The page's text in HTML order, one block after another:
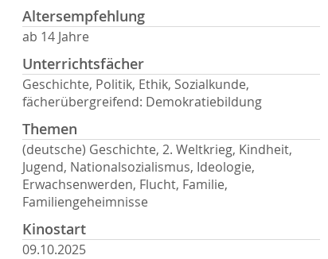
Altersempfehlung
ab 14 Jahre
Unterrichtsfächer
Geschichte, Politik, Ethik, Sozialkunde,
fächerübergreifend: Demokratiebildung
Themen
(deutsche) Geschichte, 2. Weltkrieg, Kindheit,
Jugend, Nationalsozialismus, Ideologie,
Erwachsenwerden, Flucht, Familie,
Familiengeheimnisse
Kinostart
09.10.2025